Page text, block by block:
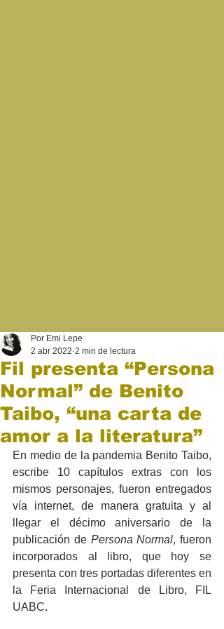
Fil presenta “Persona
Normal” de Benito
Taibo, “una carta de
amor a la literatura”
Por Emi Lepe
2 abr 2022 2 min de lectura
En medio de la pandemia Benito Taibo,
escribe 10 capítulos extras con los
mismos personajes, fueron entregados
vía internet, de manera gratuita y al
llegar el décimo aniversario de la
publicación de Persona Normal, fueron
incorporados al libro, que hoy se
presenta con tres portadas diferentes en
la Feria Internacional de Libro, FIL
UABC.